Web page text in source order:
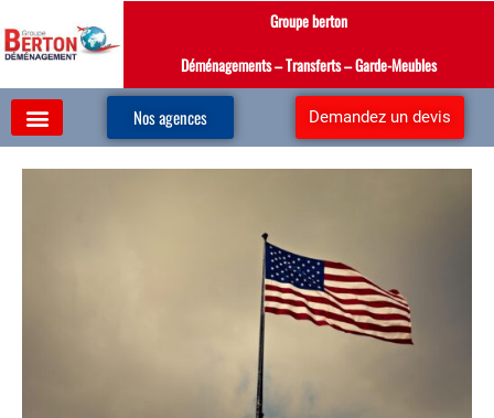
au
contenu
Groupe berton
Déménagements – Transferts – Garde-Meubles
Nos agences Demandez un devis